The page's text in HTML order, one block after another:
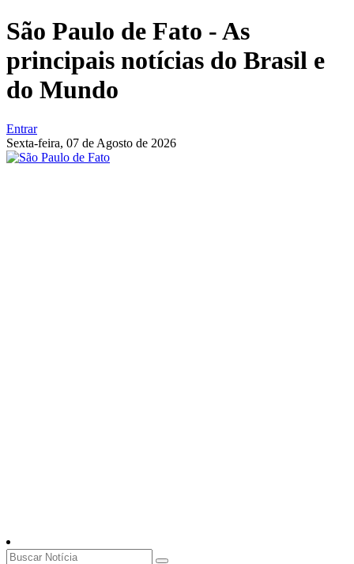
São Paulo de Fato - As
principais notícias do Brasil e
do Mundo
Entrar
Sexta-feira, 07 de Agosto de 2026